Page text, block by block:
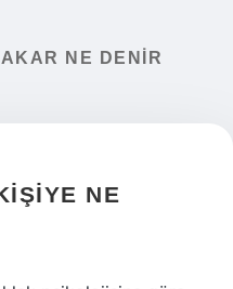
NE DENIR
NE